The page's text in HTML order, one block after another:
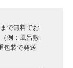
で無料でお
例：風呂敷
包装で発送